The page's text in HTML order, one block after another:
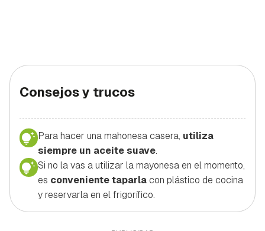
Consejos y trucos
Para hacer una mahonesa casera, utiliza
siempre un aceite suave.
Si no la vas a utilizar la mayonesa en el momento,
es conveniente taparlacon plástico de cocina
y reservarla en el frigorífico.